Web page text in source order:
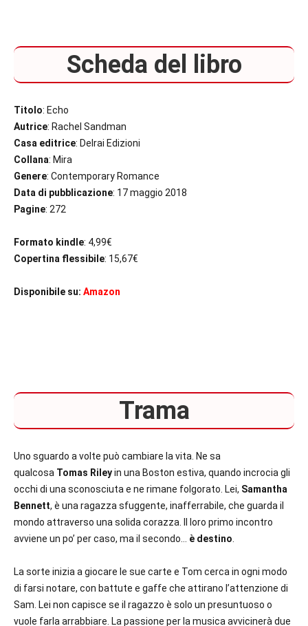
Scheda del libro
Titolo: Echo
Autrice: Rachel Sandman
Casa editrice: Delrai Edizioni
Collana: Mira
Genere: Contemporary Romance
Data di pubblicazione: 17 maggio 2018
Pagine: 272
Formato kindle: 4,99€
Copertina flessibile: 15,67€
Disponibile su: Amazon
Trama
Uno sguardo a volte può cambiare la vita. Ne sa
qualcosa Tomas Rileyin una Boston estiva, quando incrocia gli
occhi di una sconosciuta e ne rimane folgorato. Lei, Samantha
Bennett, è una ragazza sfuggente, inafferrabile, che guarda il
mondo attraverso una solida corazza. Il loro primo incontro
avviene un po’ per caso, ma il secondo… è destino
La sorte inizia a giocare le sue carte e Tom cerca in ogni modo
di farsi notare, con battute e gaffe che attirano l’attenzione di
Sam. Lei non capisce se il ragazzo è solo un presuntuoso o
vuole farla arrabbiare. La passione per la musica avvicinerà due